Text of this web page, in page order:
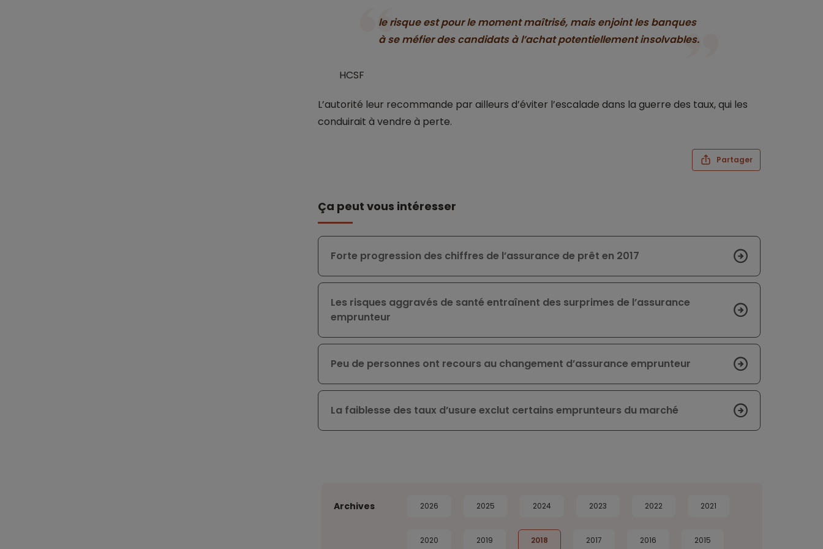
le risque est pour le moment maîtrisé, mais enjoint les banques
à se méfier des candidats à l’achat potentiellement insolvables.
HCSF
L’autorité leur recommande par ailleurs d’éviter l’escalade dans la guerre des taux, qui les
conduirait à vendre à perte.
Partager
Ça peut vous intéresser
Forte progression des chiffres de l’assurance de prêt en 2017
Les risques aggravés de santé entraînent des surprimes de l’assurance
emprunteur
Peu de personnes ont recours au changement d’assurance emprunteur
La faiblesse des taux d’usure exclut certains emprunteurs du marché
Archives 2026 2025 2024 2023 2022 2021
2020 2019 2018 2017 2016 2015